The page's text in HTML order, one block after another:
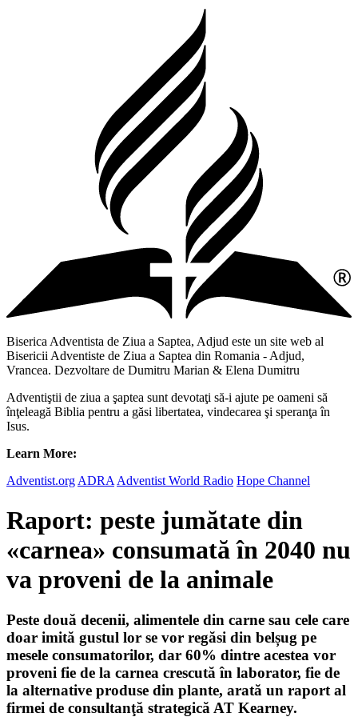
Biserica Adventista de Ziua a Saptea, Adjud este un site web al
Bisericii Adventiste de Ziua a Saptea din Romania - Adjud,
Vrancea. Dezvoltare de Dumitru Marian & Elena Dumitru
Adventiştii de ziua a şaptea sunt devotaţi să-i ajute pe oameni să
înţeleagă Biblia pentru a găsi libertatea, vindecarea şi speranţa în
Isus.
Learn More:
Adventist.org ADRA Adventist World Radio Hope Channel
Raport: peste jumătate din
«carnea» consumată în 2040 nu
va proveni de la animale
Peste două decenii, alimentele din carne sau cele care
doar imită gustul lor se vor regăsi din belșug pe
mesele consumatorilor, dar 60% dintre acestea vor
proveni fie de la carnea crescută în laborator, fie de
la alternative produse din plante, arată un raport al
firmei de consultanţă strategică AT Kearney.